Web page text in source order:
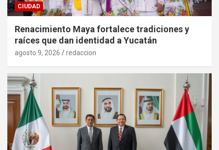
CIUDAD
Renacimiento Maya fortalece tradiciones y
raíces que dan identidad a Yucatán
agosto 9, 2026 redaccion